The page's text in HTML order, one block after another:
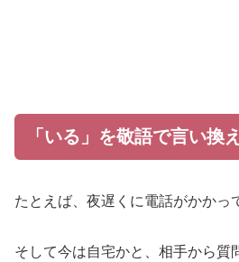
「いる」を敬語で言い換
たとえば、夜遅くに電話がかかっ
そして今は自宅かと、相手から質